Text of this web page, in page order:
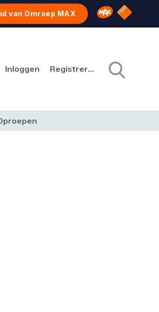
van Omroep MAX Omroep MAX
NPO
Inloggen Registreren